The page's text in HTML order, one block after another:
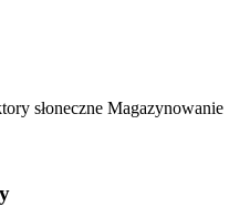
słoneczne Magazynowanie